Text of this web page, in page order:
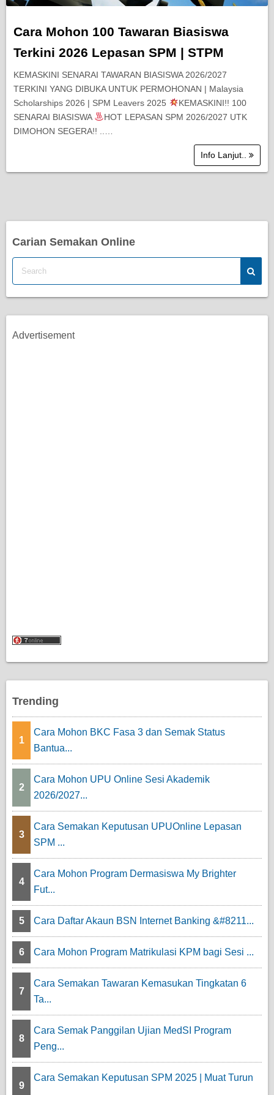
Cara Mohon 100 Tawaran Biasiswa
Terkini 2026 Lepasan SPM | STPM
KEMASKINI SENARAI TAWARAN BIASISWA 2026/2027
TERKINI YANG DIBUKA UNTUK PERMOHONAN | Malaysia
Scholarships 2026 | SPM Leavers 2025
KEMASKINI!! 100
SENARAI BIASISWA
HOT LEPASAN SPM 2026/2027 UTK
DIMOHON SEGERA!! ..…
Info Lanjut..
Carian Semakan Online
Advertisement
Trending
1
Cara Mohon BKC Fasa 3 dan Semak Status
Bantua...
2
Cara Mohon UPU Online Sesi Akademik
2026/2027...
3
Cara Semakan Keputusan UPUOnline Lepasan
SPM ...
4
Cara Mohon Program Dermasiswa My Brighter
Fut...
5 Cara Daftar Akaun BSN Internet Banking &#8211...
6 Cara Mohon Program Matrikulasi KPM bagi Sesi ...
7
Cara Semakan Tawaran Kemasukan Tingkatan 6
Ta...
8
Cara Semak Panggilan Ujian MedSI Program
Peng...
9
Cara Semakan Keputusan SPM 2025 | Muat Turun